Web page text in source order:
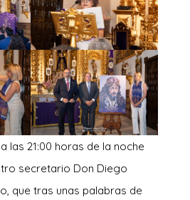
las 21:00 horas de la noche
secretario Don Diego
que tras unas palabras de